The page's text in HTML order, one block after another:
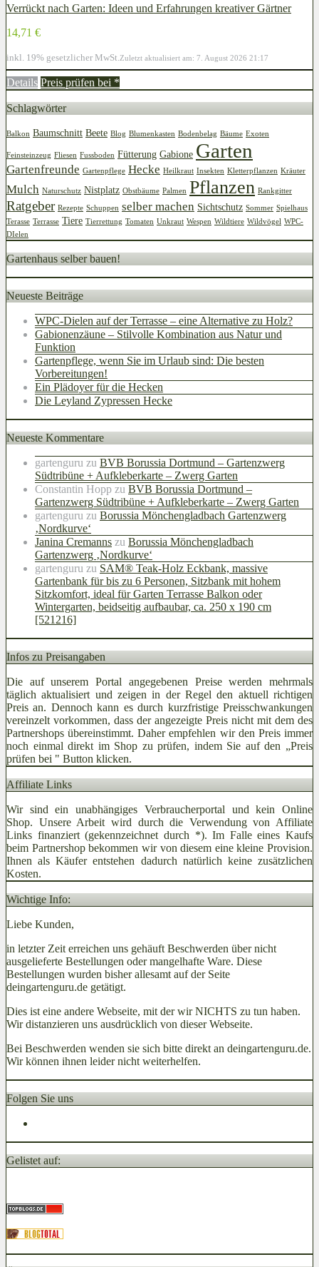
Verrückt nach Garten: Ideen und Erfahrungen kreativer Gärtner
14,71 €
inkl. 19% gesetzlicher MwSt. Zuletzt aktualisiert am: 7. August 2026 21:17
Details Preis prüfen bei *
Schlagwörter
Balkon Baumschnitt Beete Blog Blumenkasten Bodenbelag Bäume Exoten
Feinsteinzeug Fliesen Fussboden Fütterung Gabione Garten
Gartenfreunde Gartenpflege Hecke Heilkraut Insekten Kletterpflanzen Kräuter
Mulch Naturschutz Nistplatz Obstbäume Palmen Pflanzen Rankgitter
Ratgeber Rezepte Schuppen selber machen Sichtschutz Sommer Spielhaus
Terasse Terrasse Tiere Tierrettung Tomaten Unkraut Wespen Wildtiere Wildvögel WPC-
DIelen
Gartenhaus selber bauen!
Neueste Beiträge
WPC-Dielen auf der Terrasse – eine Alternative zu Holz?
Gabionenzäune – Stilvolle Kombination aus Natur und
Funktion
Gartenpflege, wenn Sie im Urlaub sind: Die besten
Vorbereitungen!
Ein Plädoyer für die Hecken
Die Leyland Zypressen Hecke
Neueste Kommentare
gartenguru zu BVB Borussia Dortmund – Gartenzwerg
Südtribüne + Aufkleberkarte – Zwerg Garten
Constantin Hopp zu BVB Borussia Dortmund –
Gartenzwerg Südtribüne + Aufkleberkarte – Zwerg Garten
gartenguru zu Borussia Mönchengladbach Gartenzwerg
‚Nordkurve‘
Janina Cremanns zu Borussia Mönchengladbach
Gartenzwerg ‚Nordkurve‘
gartenguru zu SAM® Teak-Holz Eckbank, massive
Gartenbank für bis zu 6 Personen, Sitzbank mit hohem
Sitzkomfort, ideal für Garten Terrasse Balkon oder
Wintergarten, beidseitig aufbaubar, ca. 250 x 190 cm
[521216]
Infos zu Preisangaben
Die auf unserem Portal angegebenen Preise werden mehrmals
täglich aktualisiert und zeigen in der Regel den aktuell richtigen
Preis an. Dennoch kann es durch kurzfristige Preisschwankungen
vereinzelt vorkommen, dass der angezeigte Preis nicht mit dem des
Partnershops übereinstimmt. Daher empfehlen wir den Preis immer
noch einmal direkt im Shop zu prüfen, indem Sie auf den „Preis
prüfen bei " Button klicken.
Affiliate Links
Wir sind ein unabhängiges Verbraucherportal und kein Online
Shop. Unsere Arbeit wird durch die Verwendung von Affiliate
Links finanziert (gekennzeichnet durch *). Im Falle eines Kaufs
beim Partnershop bekommen wir von diesem eine kleine Provision.
Ihnen als Käufer entstehen dadurch natürlich keine zusätzlichen
Kosten.
Wichtige Info:
Liebe Kunden,
in letzter Zeit erreichen uns gehäuft Beschwerden über nicht
ausgelieferte Bestellungen oder mangelhafte Ware. Diese
Bestellungen wurden bisher allesamt auf der Seite
deingartenguru.de getätigt.
Dies ist eine andere Webseite, mit der wir NICHTS zu tun haben.
Wir distanzieren uns ausdrücklich von dieser Webseite.
Bei Beschwerden wenden sie sich bitte direkt an deingartenguru.de.
Wir können ihnen leider nicht weiterhelfen.
Folgen Sie uns
Gelistet auf: